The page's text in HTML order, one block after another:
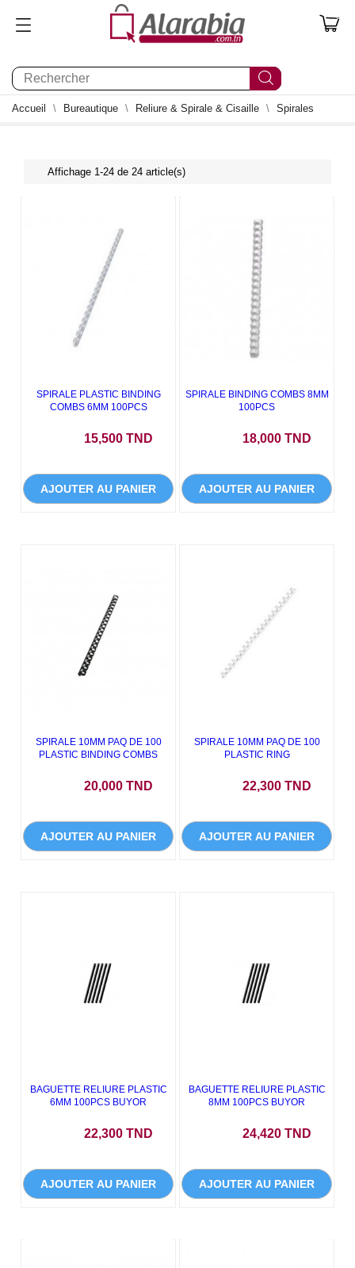
0
Accueil Bureautique Reliure & Spirale & Cisaille Spirales
Affichage 1-24 de 24 article(s)
SPIRALE PLASTIC BINDING
COMBS 6MM 100PCS
15,500 TND
AJOUTER AU PANIER
SPIRALE BINDING COMBS 8MM
100PCS
18,000 TND
AJOUTER AU PANIER
SPIRALE 10MM PAQ DE 100
PLASTIC BINDING COMBS
20,000 TND
AJOUTER AU PANIER
SPIRALE 10MM PAQ DE 100
PLASTIC RING
22,300 TND
AJOUTER AU PANIER
BAGUETTE RELIURE PLASTIC
6MM 100PCS BUYOR
22,300 TND
AJOUTER AU PANIER
BAGUETTE RELIURE PLASTIC
8MM 100PCS BUYOR
24,420 TND
AJOUTER AU PANIER